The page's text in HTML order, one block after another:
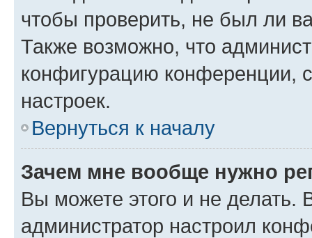
чтобы проверить, не был ли
Также возможно, что
конфигурацию конференции,
настроек.
Вернуться к началу
Зачем мне вообще нужно
Вы можете этого и не делать.
администратор настроил